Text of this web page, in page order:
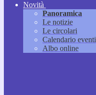
Novità
Panoramica
Le notizie
Le circolari
Calendario eventi
Albo online